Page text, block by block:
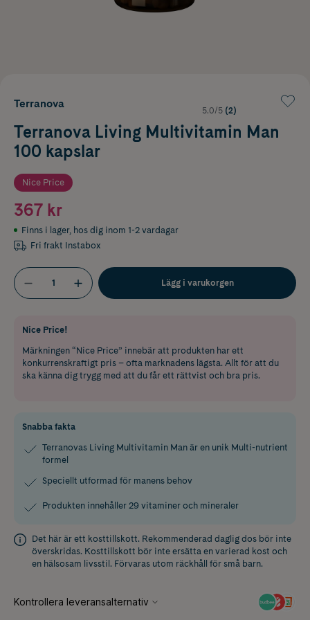
Terranova
5.0/5 (2)
Terranova Living Multivitamin Man
100 kapslar
Nice Price
367 kr
Finns i lager, hos dig inom 1-2 vardagar
Fri frakt Instabox
Lägg i varukorgen
Nice Price!
Märkningen “Nice Price” innebär att produkten har ett
konkurrenskraftigt pris – ofta marknadens lägsta. Allt för att du
ska känna dig trygg med att du får ett rättvist och bra pris.
Snabba fakta
Terranovas Living Multivitamin Man är en unik Multi-nutrient
formel
Speciellt utformad för manens behov
Produkten innehåller 29 vitaminer och mineraler
Det här är ett kosttillskott. Rekommenderad daglig dos bör inte
överskridas. Kosttillskott bör inte ersätta en varierad kost och
en hälsosam livsstil. Förvaras utom räckhåll för små barn.